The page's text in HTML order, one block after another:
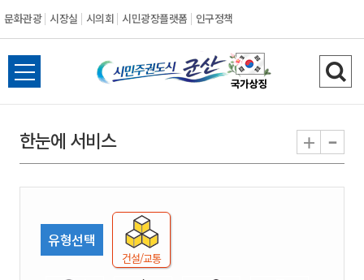
문화관광 시장실 시의회 시민광장플랫폼 인구정책
시
민
권
도
시
전
체
뉴
열
검
색
기
한눈에 서비스 + -
유형선택
건설/교통